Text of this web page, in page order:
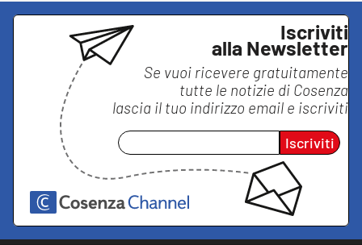
Iscriviti
alla Newsletter
Se vuoi ricevere gratuitamente
tutte le notizie di Cosenza
lascia il tuo indirizzo email e iscriviti
Iscriviti